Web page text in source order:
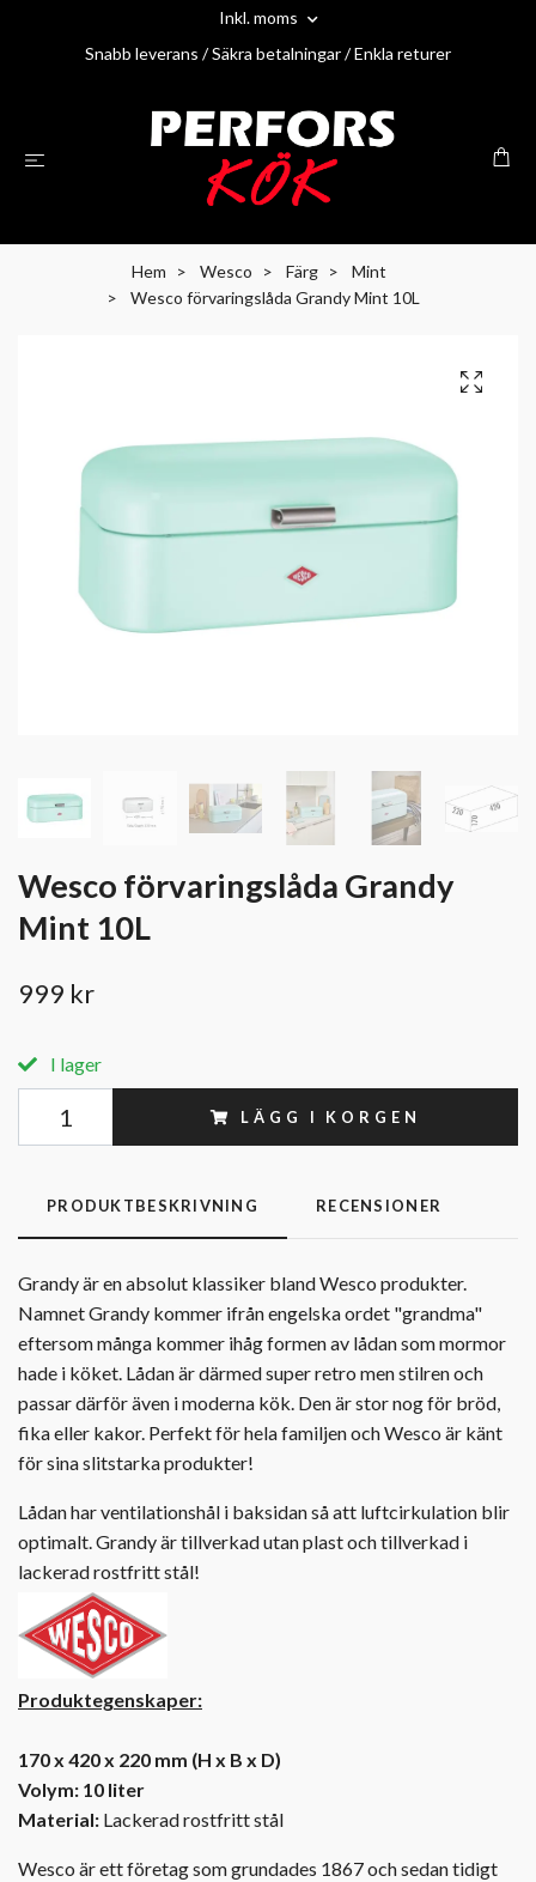
Inkl. moms
Snabb leverans / Säkra betalningar / Enkla returer
Hem Wesco Färg
Mint
Wesco förvaringslåda Grandy Mint 10L
Wesco förvaringslåda Grandy
Mint 10L
999 kr
I lager
LÄGG I KORGEN
PRODUKTBESKRIVNING RECENSIONER
Grandy är en absolut klassiker bland Wesco produkter.
Namnet Grandy kommer ifrån engelska ordet "grandma"
eftersom många kommer ihåg formen av lådan som mormor
hade i köket. Lådan är därmed super retro men stilren och
passar därför även i moderna kök. Den är stor nog för bröd,
fika eller kakor. Perfekt för hela familjen och Wesco är känt
för sina slitstarka produkter!
Lådan har ventilationshål i baksidan så att luftcirkulation blir
optimalt. Grandy är tillverkad utan plast och tillverkad i
lackerad rostfritt stål!
Produktegenskaper:
170 x 420 x 220 mm (H x B x D)
Volym: 10 liter
Material: Lackerad rostfritt stål
Wesco är ett företag som grundades 1867 och sedan tidigt